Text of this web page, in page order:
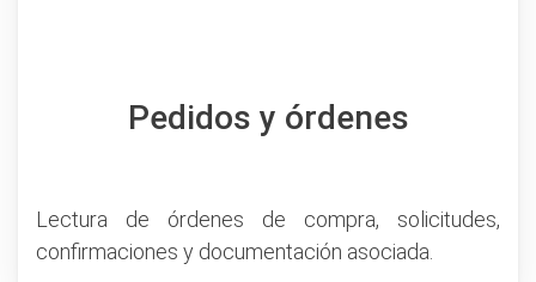
Pedidos y órdenes
Lectura de órdenes de compra, solicitudes,
confirmaciones y documentación asociada.